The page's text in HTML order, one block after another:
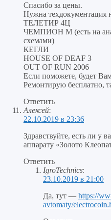
Спасибо за цены.
Нужна техдокументация
ТЕЛЕТИР 4Ц
ЧЕМПИОН М (есть на
схемами)
КЕГЛИ
HOUSE OF DEAF 3
OUT OF RUN 2006
Если поможете, будет
Ремонтирую бесплатно,
Ответить
Алексей:
22.10.2019 в 23:36
Здравствуйте, есть ли у
аппарату «Золото
Ответить
IgroTechnics:
23.10.2019 в 21:00
Да, тут — https://
avtomaty/